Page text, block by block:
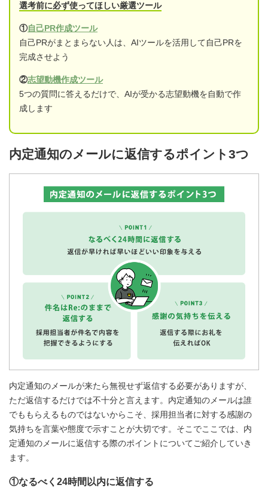
選考前に必ず使ってほしい厳選ツール
①自己PR作成ツール
自己PRがまとまらない人は、AIツールを活用して自己PRを
完成させよう
②志望動機作成ツール
5つの質問に答えるだけで、AIが受かる志望動機を自動で作
成します
内定通知のメールに返信するポイント3つ
内定通知のメールが来たら無視せず返信する必要がありますが、
ただ返信するだけでは不十分と言えます。内定通知のメールは誰
でももらえるものではないからこそ、採用担当者に対する感謝の
気持ちを言葉や態度で示すことが大切です。そこでここでは、内
定通知のメールに返信する際のポイントについてご紹介していき
ます。
①なるべく24時間以内に返信する